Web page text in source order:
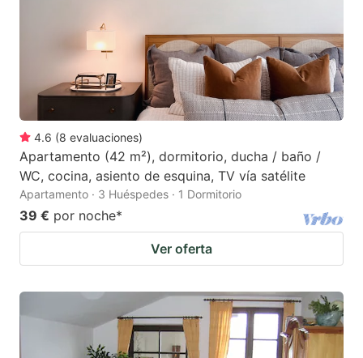
4.6 (8 evaluaciones)
Apartamento (42 m²), dormitorio, ducha / baño /
WC, cocina, asiento de esquina, TV vía satélite
Apartamento · 3 Huéspedes · 1 Dormitorio
39 € por noche*
Ver oferta